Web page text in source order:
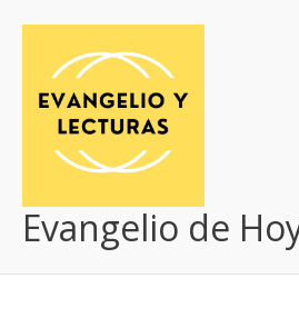
contenido
Evangelio de